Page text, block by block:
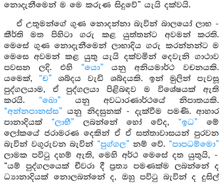
නොදැනීමෙන් ම මෙ කරුණ සිදුවේ” යැයි දක්වයි.
ඒ උතුමන්ගේ ගුණ නොදන්නා බැවින් බාලයෝ ලාභ -
කීර්ති මත පිහිටා ගරු කළ යුත්තන්ට අවමන් කරති.
මෙසේ ගුණ නොදැනීමෙන් ලාභාදිය ගරු කරන්නන්ට ම
මෙසෙ අවමන් කළ යුතු යැයි දක්වමින් දෙවැනි ගාථාව
පවසන ලදි. එහි “යො” යනු අනියමාර්ථ වචනයකි.
යමෙක්, “ච” ශබ්දය වැඩි ශබ්දයකි. ඉන් මුලින් පැවසූ
පුද්ගලයාම, ඒ පුද්ගලයා පිළිබඳව ම විශේෂයක් ඇති
කරයි. “ඛො” යනු අවධාරණාර්ථයේ නිපාතයකි.
“අන්නපානස්ස” යනු නිදසුනක් - දැක්වීම පමණි. ආහාර
පානාදියක් “ලාභී” ලබන්නේ හෝ වේද, “ඉධ” මේ
ලෝකයේ ජරාමරණ දෙකින් ඒ ඒ සත්තාවාසයන් පුරවන
බැවින් වගුරුවන බැවින් “පුග්ගල” නම් වේ. “පාපධම්මො”
ලාමක පවිටු දහම් ඇති, මෙහි අර්ථ මෙසේ දත යුතුයි, -
“යම් පුද්ගලයෙක් චීවරා දී ප්‍රත්‍ය පමණක්ම ලබන්නේ ද
ධ්‍යානාදියක් නොලබන්නේ ද, ඔහු පවිටු බැවින් ද දුසිල්